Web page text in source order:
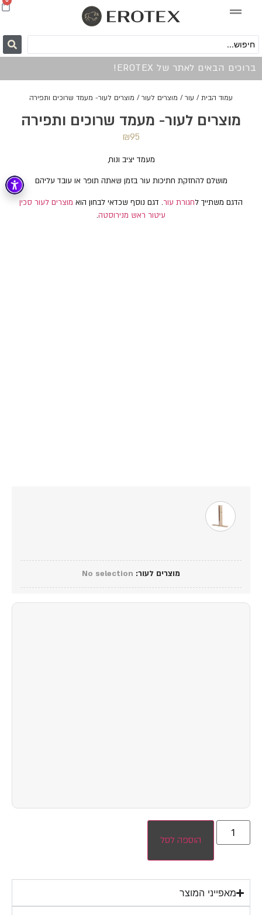
ברוכים הבאים לאתר של EROTEX!
עמוד הבית / עור / מוצרים לעור / מוצרים לעור- מעמד שרוכים ותפירה
מוצרים לעור- מעמד שרוכים ותפירה
₪95
מעמד יציב ונוח,
מושלם להחזקת חתיכות עור בזמן שאתה תופר או עובד עליהם
הדגם משתייך לחגורת עור. דגם נוסף שכדאי לבחון הוא מוצרים לעור סכין
עיטור ראש מנירוסטה.
מוצרים לעור:
No selection
הוספה לסל
מאפייני המוצר